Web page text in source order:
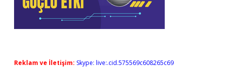
Reklam ve İletişim: Skype: live:.cid.575569c608265c69